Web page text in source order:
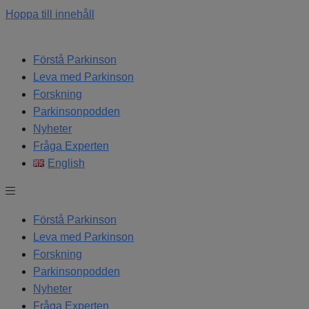
Hoppa till innehåll
Förstå Parkinson
Leva med Parkinson
Forskning
Parkinsonpodden
Nyheter
Fråga Experten
English
Förstå Parkinson
Leva med Parkinson
Forskning
Parkinsonpodden
Nyheter
Fråga Experten